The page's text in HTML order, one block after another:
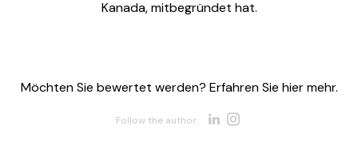
Kanada, mitbegründet hat.
Möchten Sie bewertet werden? Erfahren Sie hier mehr.
Follow the author: Opens new